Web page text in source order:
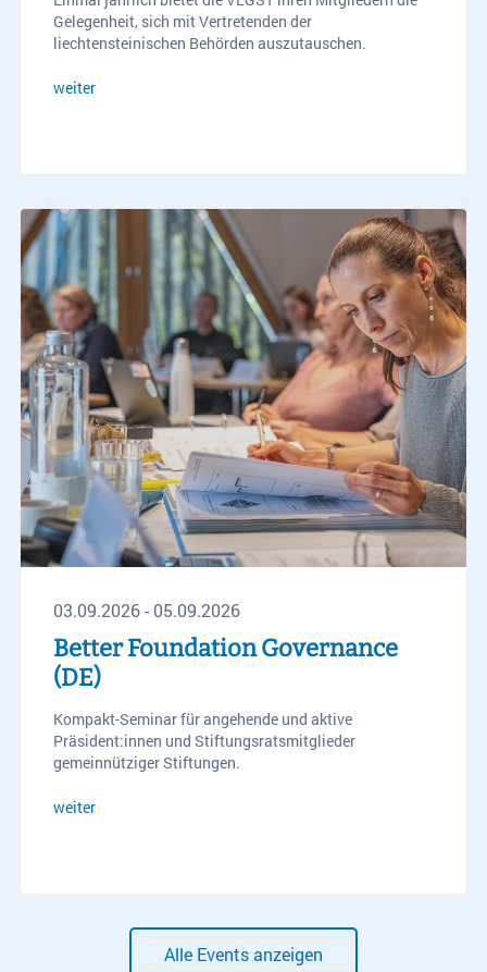
Gelegenheit, sich mit Vertretenden der
liechtensteinischen Behörden auszutauschen.
weiter
03.09.2026 - 05.09.2026
Better Foundation Governance
(DE)
Kompakt-Seminar für angehende und aktive
Präsident:innen und Stiftungsratsmitglieder
gemeinnütziger Stiftungen.
weiter
Alle Events anzeigen